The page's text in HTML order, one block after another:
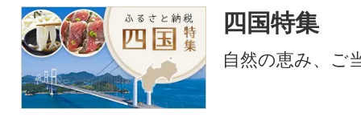
四国特集
自然の恵み、ご